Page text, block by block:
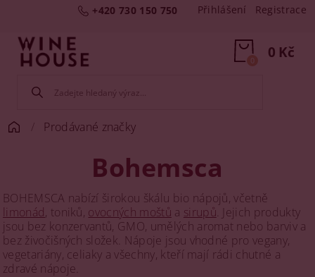
+420 730 150 750 Přihlášení Registrace
0 Kč
0
Prodávané značky
Bohemsca
BOHEMSCA nabízí širokou škálu bio nápojů, včetně
limonád, toniků, ovocných moštů a sirupů . Jejich produkty
jsou bez konzervantů, GMO, umělých aromat nebo barviv a
bez živočišných složek. Nápoje jsou vhodné pro vegany,
vegetariány, celiaky a všechny, kteří mají rádi chutné a
zdravé nápoje.